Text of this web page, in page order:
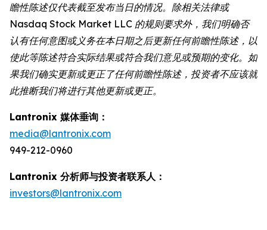
瞻性陈述仅代表截至发布当日的情况。除相关法律或
Nasdaq Stock Market LLC 的规则要求外，我们明确否
认有任何意图或义务在本日期之后更新任何前瞻性陈述，以
使此等陈述符合实际结果或符合我们意见或预期的变化。如
果我们确实更新或更正了任何前瞻性陈述，投资者不应该就
此推断我们将进行其他更新或更正。
Lantronix 媒体垂询：
media@lantronix.com
949-212-0960
Lantronix 分析师与投资者联系人：
investors@lantronix.com